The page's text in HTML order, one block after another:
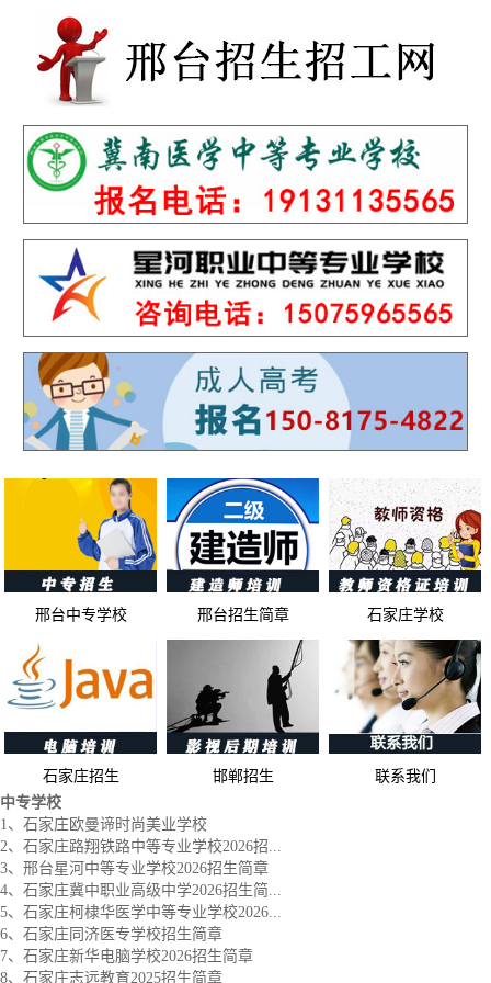
邢台中专学校 邢台招生简章 石家庄学校
石家庄招生 邯郸招生
联系我们
中专学校
1、石家庄欧曼谛时尚美业学校
2、石家庄路翔铁路中等专业学校2026招...
3、邢台星河中等专业学校2026招生简章
4、石家庄冀中职业高级中学2026招生简...
5、石家庄柯棣华医学中等专业学校2026...
6、石家庄同济医专学校招生简章
7、石家庄新华电脑学校2026招生简章
8、石家庄志远教育2025招生简章